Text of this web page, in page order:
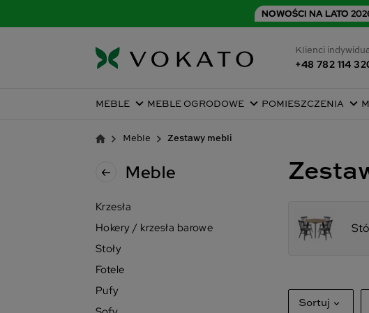
NOWOŚCI NA LATO
Klienci
+48 782 114
MEBLE MEBLE OGRODOWE POMIESZCZENIA
Meble Zestawy mebli
Meble
Krzesła
Hokery / krzesła barowe
Stoły
Fotele
Pufy
Sortuj